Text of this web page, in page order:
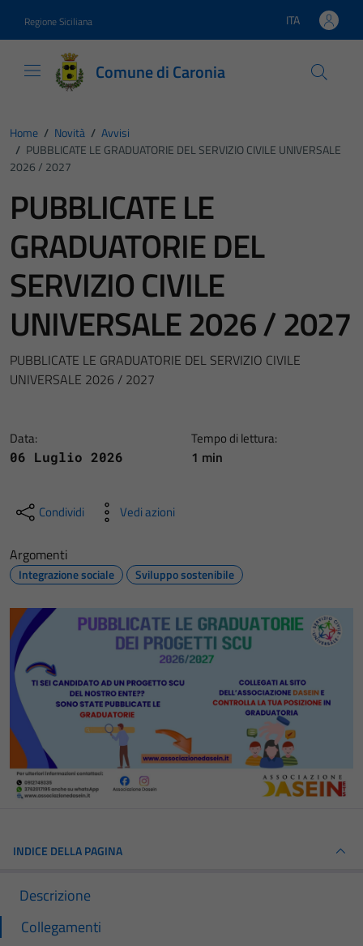
Regione Siciliana Lingua attiva:
ITA
Comune di Caronia
Home / Novità / Avvisi
/ PUBBLICATE LE GRADUATORIE DEL SERVIZIO CIVILE UNIVERSALE
2026 / 2027
PUBBLICATE LE
GRADUATORIE DEL
SERVIZIO CIVILE
UNIVERSALE 2026 / 2027
PUBBLICATE LE GRADUATORIE DEL SERVIZIO CIVILE
UNIVERSALE 2026 / 2027
Data:
06 Luglio 2026
Tempo di lettura:
1 min
Condividi Vedi azioni
Argomenti
Integrazione sociale Sviluppo sostenibile
INDICE DELLA PAGINA
Descrizione
Collegamenti